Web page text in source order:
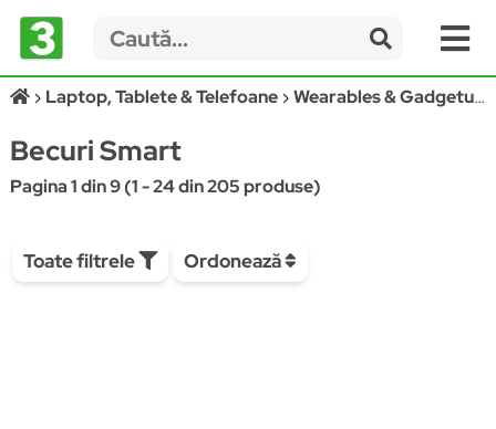
Laptop, Tablete & Telefoane Wearables & Gadgeturi
Becuri Smart
Pagina 1 din 9 (1 - 24 din 205 produse)
Toate filtrele Ordonează